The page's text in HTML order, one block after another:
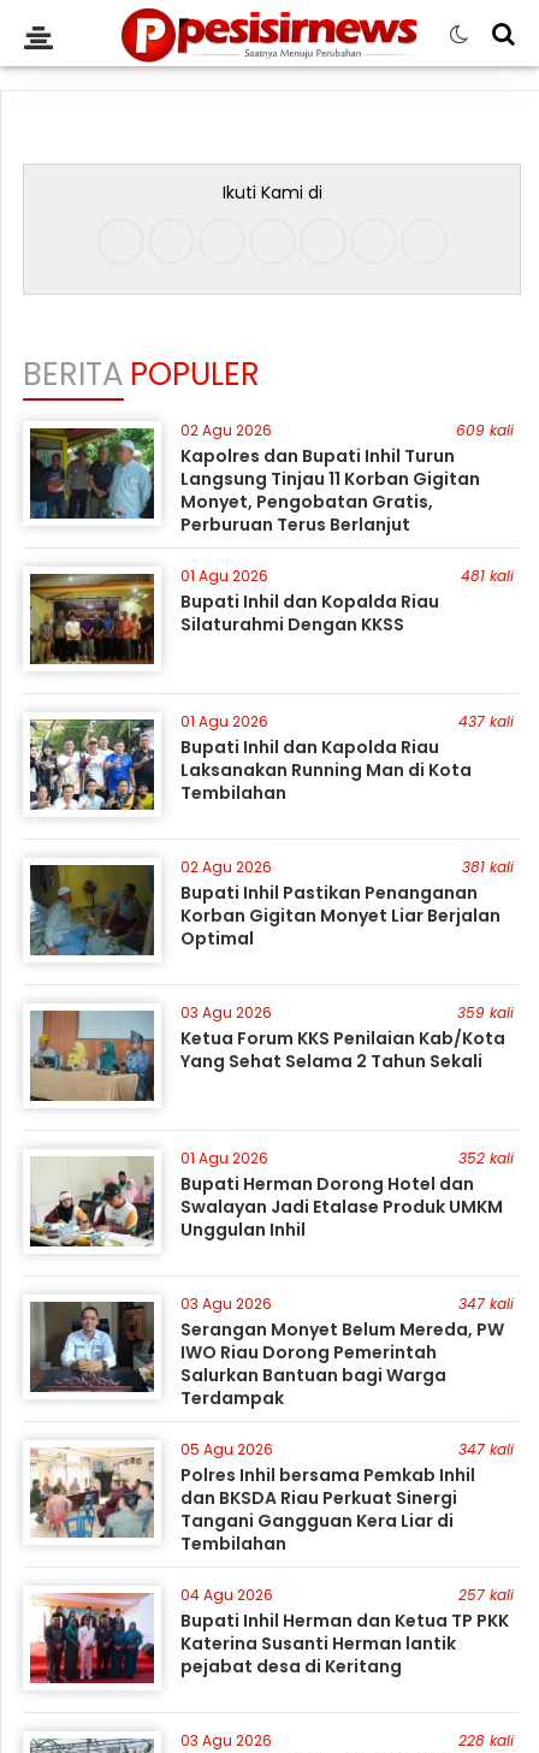
Ikuti Kami di
BERITA POPULER
02 Agu 2026 609 kali
Kapolres dan Bupati Inhil Turun
Langsung Tinjau 11 Korban Gigitan
Monyet, Pengobatan Gratis,
Perburuan Terus Berlanjut
01 Agu 2026 481 kali
Bupati Inhil dan Kopalda Riau
Silaturahmi Dengan KKSS
01 Agu 2026 437 kali
Bupati Inhil dan Kapolda Riau
Laksanakan Running Man di Kota
Tembilahan
02 Agu 2026 381 kali
Bupati Inhil Pastikan Penanganan
Korban Gigitan Monyet Liar Berjalan
Optimal
03 Agu 2026 359 kali
Ketua Forum KKS Penilaian Kab/Kota
Yang Sehat Selama 2 Tahun Sekali
01 Agu 2026 352 kali
Bupati Herman Dorong Hotel dan
Swalayan Jadi Etalase Produk UMKM
Unggulan Inhil
03 Agu 2026 347 kali
Serangan Monyet Belum Mereda, PW
IWO Riau Dorong Pemerintah
Salurkan Bantuan bagi Warga
Terdampak
05 Agu 2026 347 kali
Polres Inhil bersama Pemkab Inhil
dan BKSDA Riau Perkuat Sinergi
Tangani Gangguan Kera Liar di
Tembilahan
04 Agu 2026 257 kali
Bupati Inhil Herman dan Ketua TP PKK
Katerina Susanti Herman lantik
pejabat desa di Keritang
03 Agu 2026 228 kali